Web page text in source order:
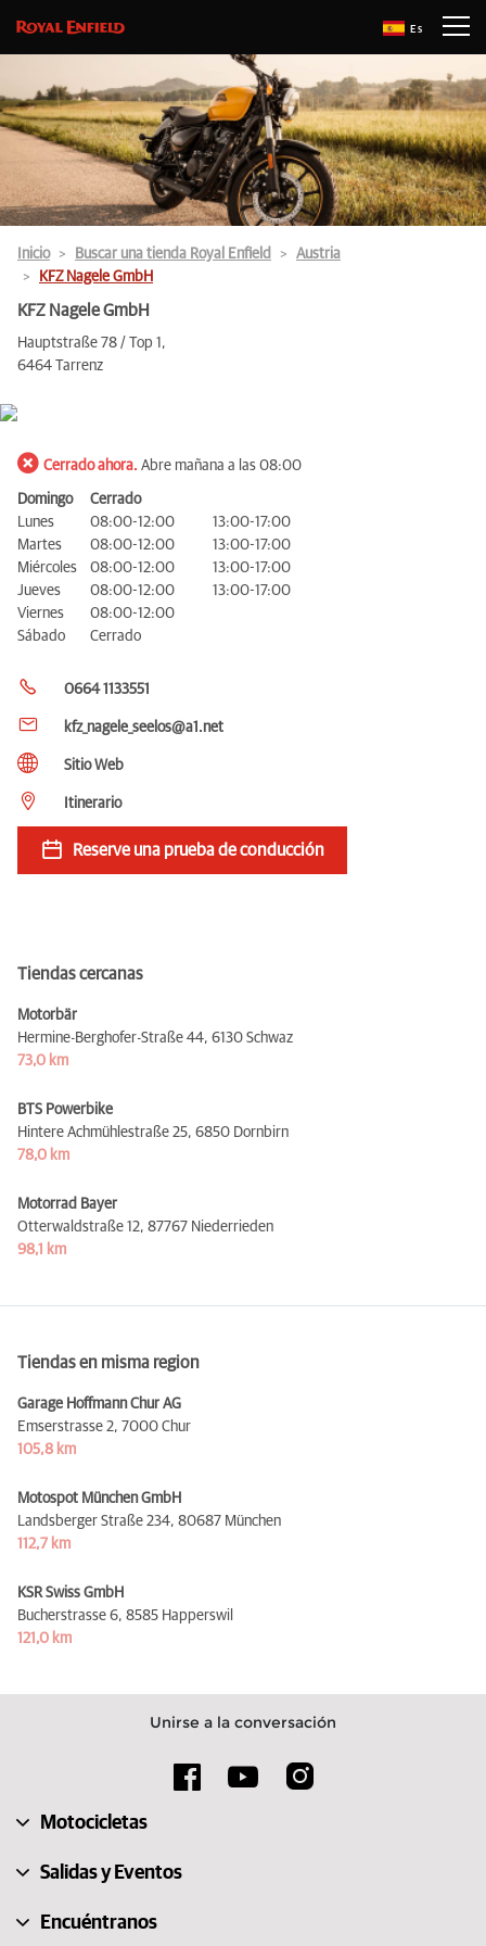
Es
Inicio Buscar una tienda Royal Enfield
Austria
KFZ Nagele GmbH
KFZ Nagele GmbH
Hauptstraße 78 / Top 1,
6464 Tarrenz
Cerrado ahora. Abre mañana a las 08:00
Domingo
Cerrado
Lunes
08:00-12:00
13:00-17:00
Martes
08:00-12:00
13:00-17:00
Miércoles
08:00-12:00
13:00-17:00
Jueves
08:00-12:00
13:00-17:00
Viernes
08:00-12:00
Sábado
Cerrado
0664 1133551
kfz_nagele_seelos@a1.net
Sitio Web
Itinerario
Reserve una prueba de conducción
Tiendas cercanas
Motorbär
Hermine-Berghofer-Straße 44, 6130 Schwaz
73,0 km
BTS Powerbike
Hintere Achmühlestraße 25, 6850 Dornbirn
78,0 km
Motorrad Bayer
Otterwaldstraße 12, 87767 Niederrieden
98,1 km
Tiendas en misma region
Garage Hoffmann Chur AG
Emserstrasse 2, 7000 Chur
105,8 km
Motospot München GmbH
Landsberger Straße 234, 80687 München
112,7 km
KSR Swiss GmbH
Bucherstrasse 6, 8585 Happerswil
121,0 km
Unirse a la conversación
Motocicletas
Salidas y Eventos
Encuéntranos